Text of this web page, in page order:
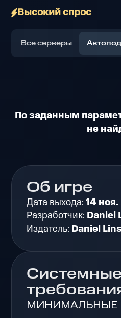
Высокий спрос
Все серверы
По заданным
не
Об игре
Дата выхода:14 ноя.
Разработчик: Daniel
Издатель: Daniel
Системные
МИНИМАЛЬНЫЕ